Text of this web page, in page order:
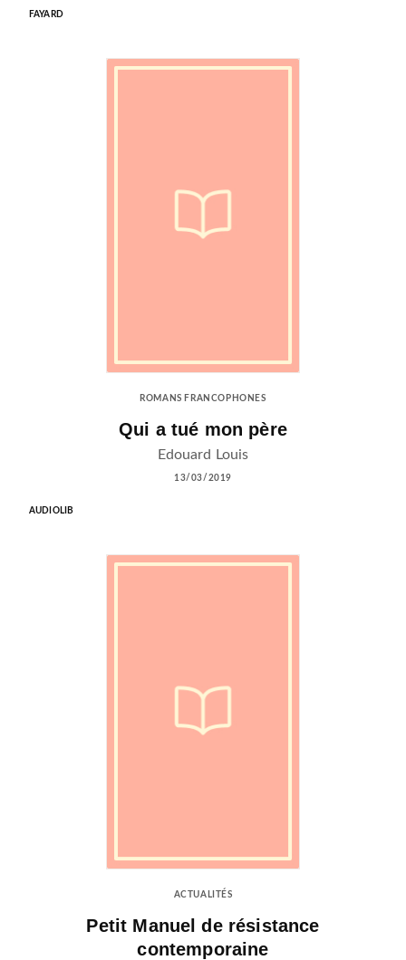
FAYARD
ROMANS FRANCOPHONES
Qui a tué mon père
Edouard Louis
13/03/2019
AUDIOLIB
ACTUALITÉS
Petit Manuel de résistance
contemporaine